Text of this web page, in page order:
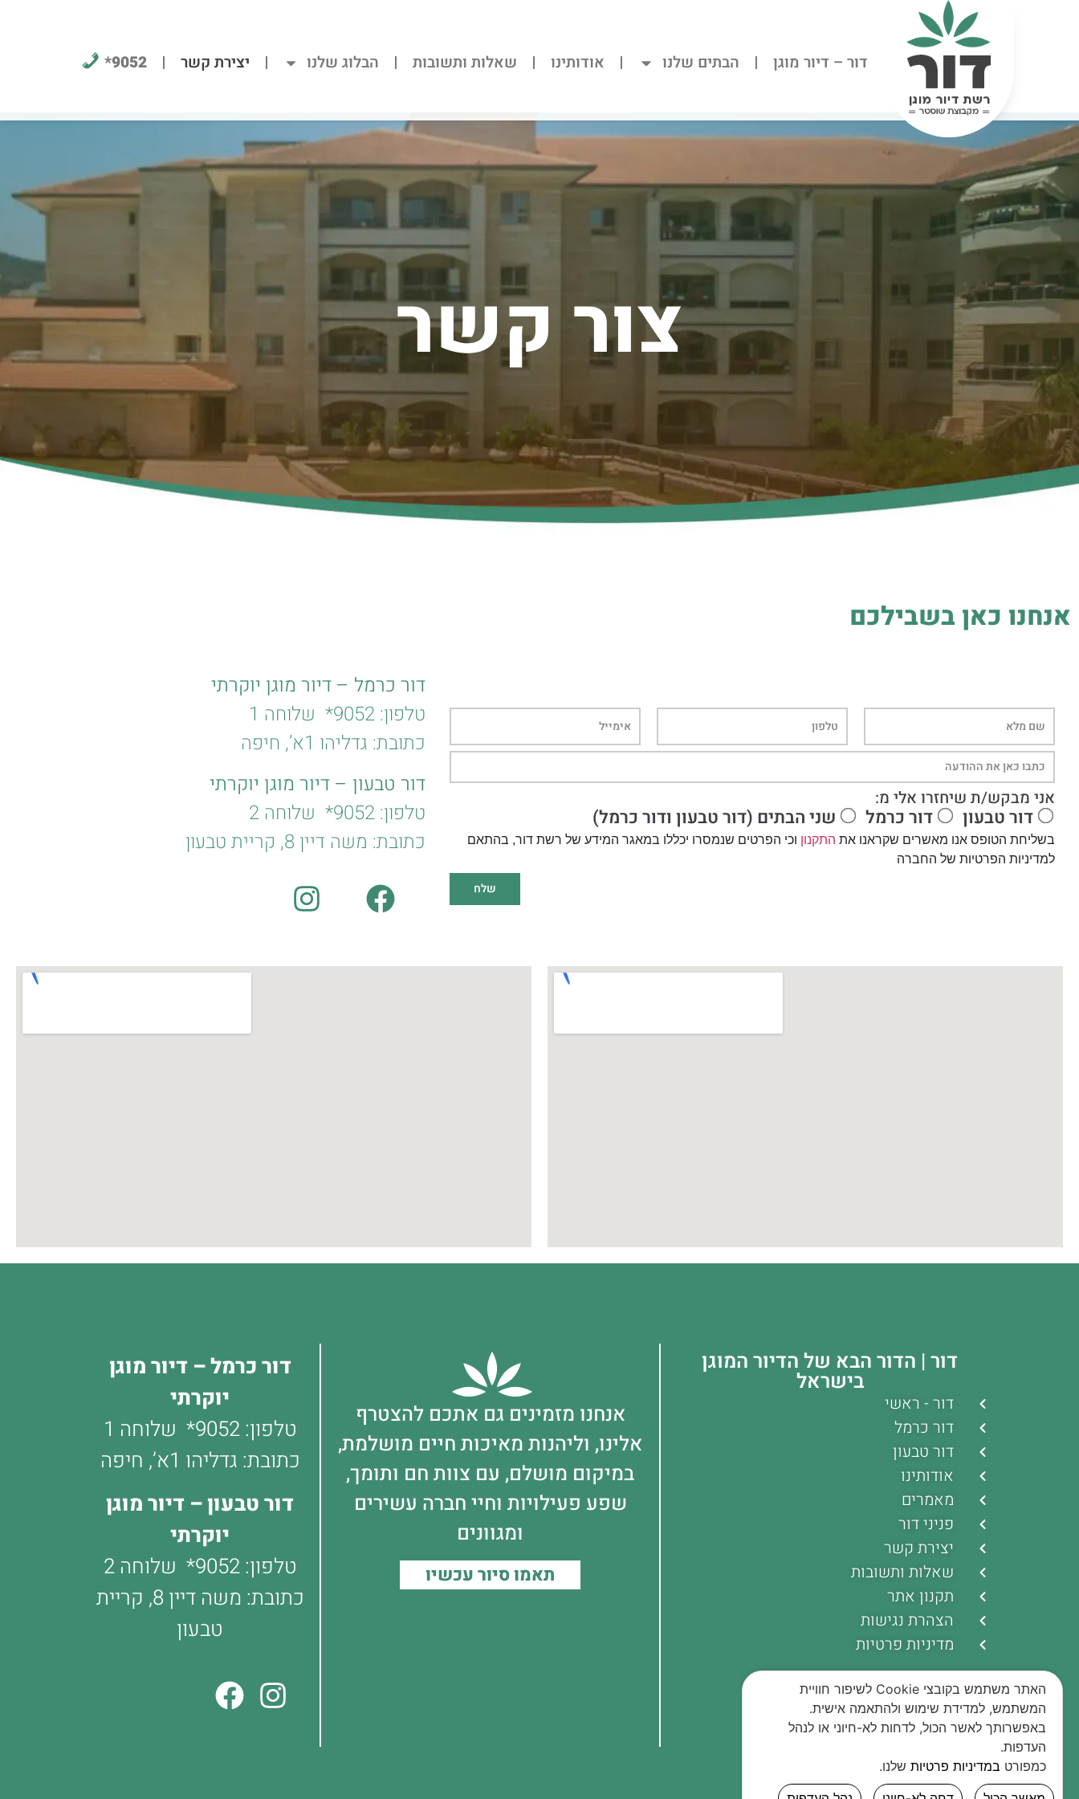
דור – דיור מוגן הבתים שלנו אודותינו שאלות ותשובות הבלוג שלנו יצירת קשר 9052*
צור קשר
אנחנו כאן בשבילכם
אני מבקש/ת שיחזרו אלי מ:
דור טבעון דור כרמל שני הבתים (דור טבעון ודור כרמל)
בשליחת הטופס אנו מאשרים שקראנו את התקנון וכי הפרטים שנמסרו יכללו במאגר המידע של רשת דור, בהתאם
למדיניות הפרטיות של החברה
שלח
דור כרמל – דיור מוגן יוקרתי
טלפון:9052*
שלוחה 1
כתובת: גדליהו 1א’, חיפה
דור טבעון – דיור מוגן יוקרתי
טלפון:9052*
שלוחה 2
כתובת: משה דיין 8, קריית טבעון
למדיניות הפרטיות של החברה
דור | הדור הבא של הדיור המוגן
בישראל
דור - ראשי
דור כרמל
דור טבעון
אודותינו
מאמרים
פניני דור
יצירת קשר
שאלות ותשובות
תקנון אתר
הצהרת נגישות
מדיניות פרטיות
אנחנו מזמינים גם אתכם להצטרף
אלינו, וליהנות מאיכות חיים מושלמת,
במיקום מושלם, עם צוות חם ותומך,
שפע פעילויות וחיי חברה עשירים
ומגוונים
תאמו סיור עכשיו
דור כרמל – דיור מוגן
יוקרתי
טלפון:9052*
שלוחה 1
כתובת: גדליהו 1א’, חיפה
דור טבעון – דיור מוגן
יוקרתי
טלפון:9052*
שלוחה 2
כתובת: משה דיין 8, קריית
טבעון
האתר משתמש בקובצי Cookie לשיפור חוויית
המשתמש, למדידת שימוש ולהתאמה אישית.
באפשרותך לאשר הכול, לדחות לא-חיוני או לנהל
העדפות.
כמפורט במדיניות פרטיות שלנו.